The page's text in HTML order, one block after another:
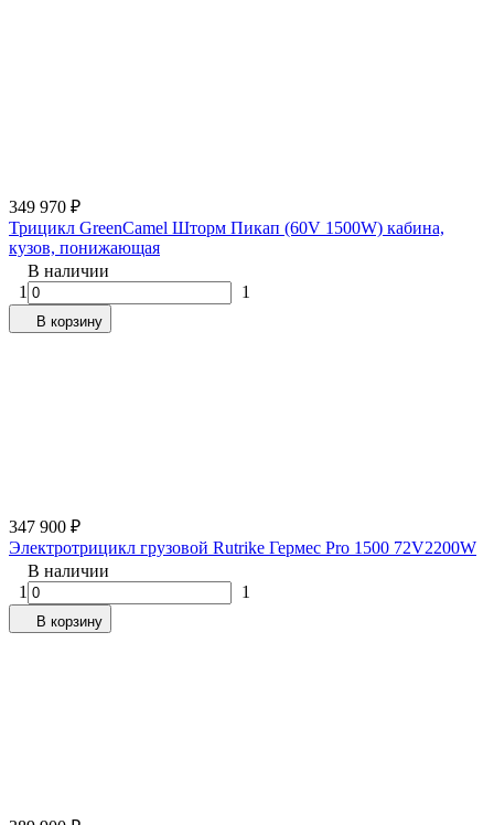
349 970 ₽
Трицикл GreenCamel Шторм Пикап (60V 1500W) кабина,
кузов, понижающая
В наличии
1
1
В корзину
347 900 ₽
Электротрицикл грузовой Rutrike Гермес Pro 1500 72V2200W
В наличии
1
1
В корзину